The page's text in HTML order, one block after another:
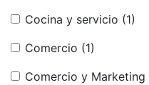
Cocina y servicio (1)
Comercio (1)
Comercio y Marketing